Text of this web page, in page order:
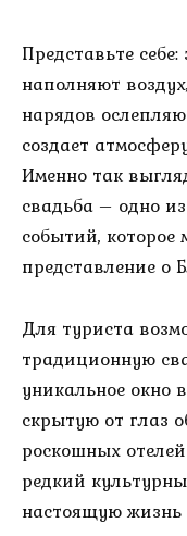
Представьте
наполняют
нарядов
создает
Именно так
свадьба – одно
событий,
представление о
Для туриста
традиционную
уникальное окно
скрытую от глаз
роскошных
редкий
настоящую жизнь